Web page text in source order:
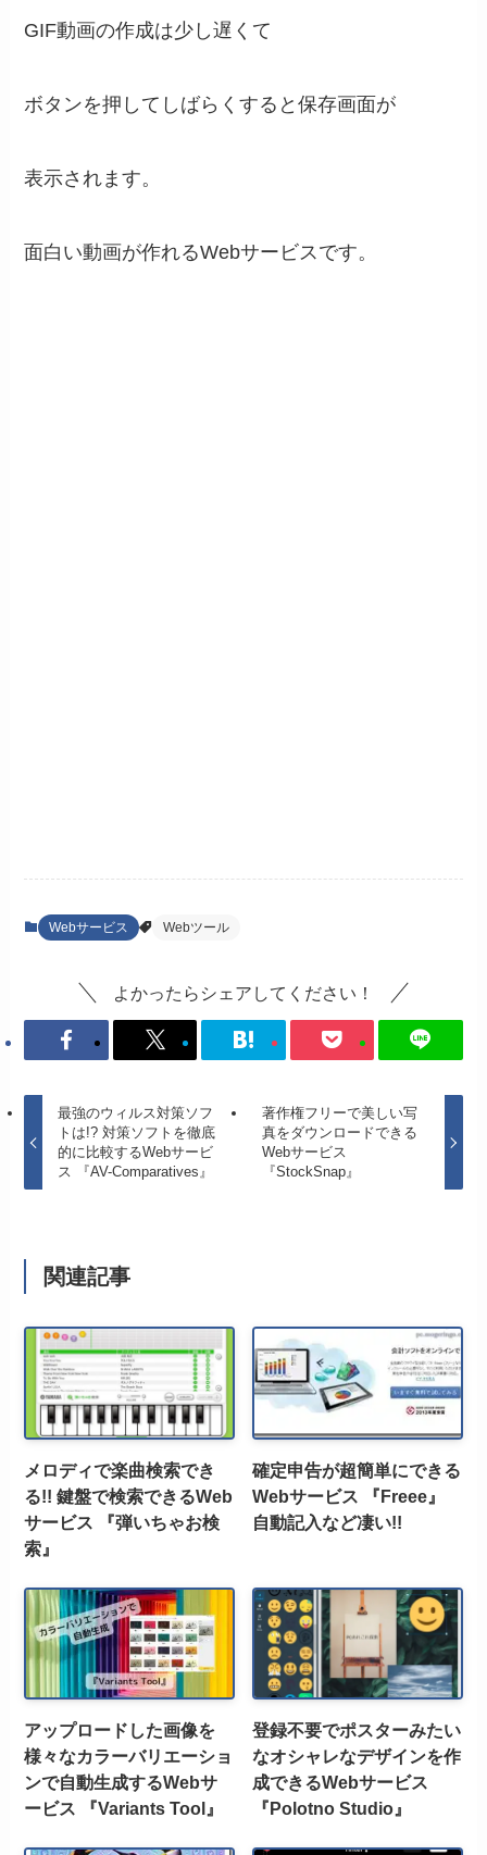
GIF動画の作成は少し遅くて
ボタンを押してしばらくすると保存画面が
表示されます。
面白い動画が作れるWebサービスです。
Webサービス Webツール
よかったらシェアしてください！
最強のウィルス対策ソフ
トは!? 対策ソフトを徹底
的に比較するWebサービ
ス 『AV-Comparatives』
著作権フリーで美しい写
真をダウンロードできる
Webサービス
『StockSnap』
関連記事
メロディで楽曲検索でき
る!! 鍵盤で検索できるWeb
サービス 『弾いちゃお検
索』
確定申告が超簡単にできる
Webサービス 『Freee』
自動記入など凄い!!
アップロードした画像を
様々なカラーバリエーショ
ンで自動生成するWebサ
ービス 『Variants Tool』
登録不要でポスターみたい
なオシャレなデザインを作
成できるWebサービス
『Polotno Studio』